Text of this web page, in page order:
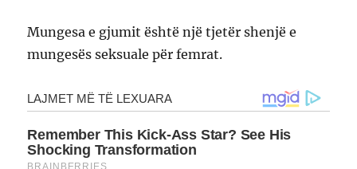
Mungesa e gjumit është një tjetër shenjë e
mungesës seksuale për femrat.